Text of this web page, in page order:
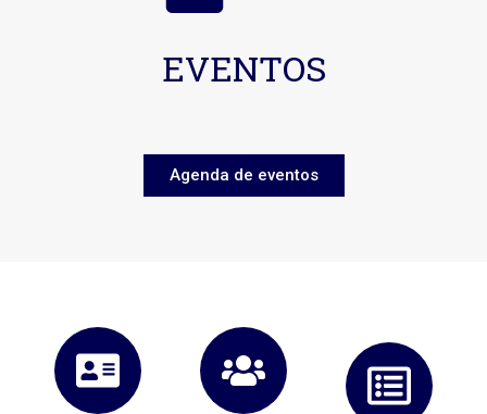
EVENTOS
Agenda de eventos